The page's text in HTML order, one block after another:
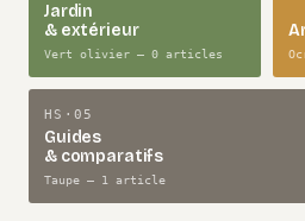
Jardin
& extérieur
Vert olivier — 0 articles
HS·05
Guides
& comparatifs
Taupe — 1 article